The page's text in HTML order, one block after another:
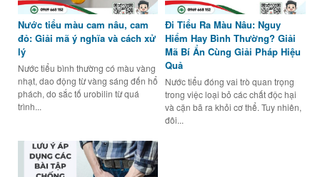
Nước tiểu màu cam nâu, cam
đỏ: Giải mã ý nghĩa và cách xử
lý
Nước tiểu bình thường có màu vàng
nhạt, dao động từ vàng sáng đến hổ
phách, do sắc tố urobilin từ quá
trình...
Đi Tiểu Ra Màu Nâu: Nguy
Hiểm Hay Bình Thường? Giải
Mã Bí Ẩn Cùng Giải Pháp Hiệu
Quả
Nước tiểu đóng vai trò quan trọng
trong việc loại bỏ các chất độc hại
và cặn bã ra khỏi cơ thể. Tuy nhiên,
đôi...